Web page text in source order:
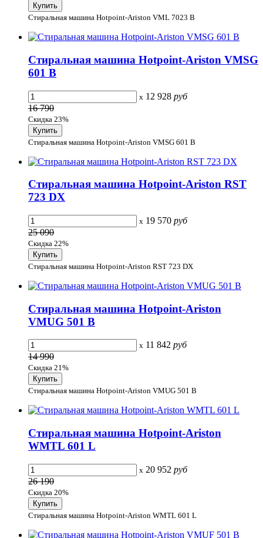
Стиральная машина Hotpoint-Ariston VML 7023 B
Стиральная машина Hotpoint-Ariston VMSG
601 B
x 12 928 руб
16 790
Скидка 23%
Стиральная машина Hotpoint-Ariston VMSG 601 B
Стиральная машина Hotpoint-Ariston RST
723 DX
x 19 570 руб
25 090
Скидка 22%
Стиральная машина Hotpoint-Ariston RST 723 DX
Стиральная машина Hotpoint-Ariston
VMUG 501 B
x 11 842 руб
14 990
Скидка 21%
Стиральная машина Hotpoint-Ariston VMUG 501 B
Стиральная машина Hotpoint-Ariston
WMTL 601 L
x 20 952 руб
26 190
Скидка 20%
Стиральная машина Hotpoint-Ariston WMTL 601 L